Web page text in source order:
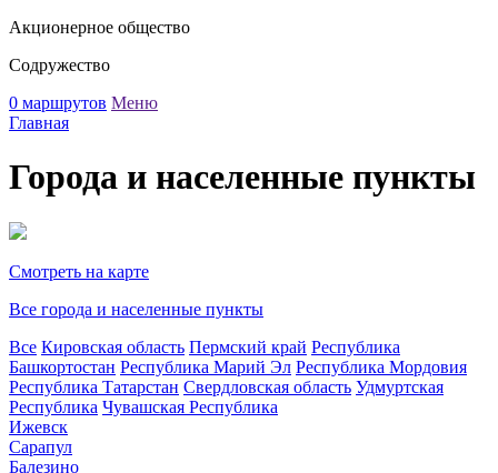
Акционерное общество
Содружество
0 маршрутов Меню
Главная
Города и населенные пункты
Смотреть на карте
Все города и населенные пункты
Все Кировская область Пермский край Республика
Башкортостан Республика Марий Эл Республика Мордовия
Республика Татарстан Свердловская область Удмуртская
Республика Чувашская Республика
Ижевск
Сарапул
Балезино